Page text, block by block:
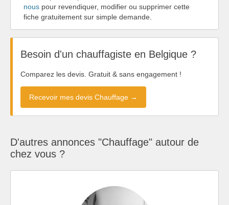
nous pour revendiquer, modifier ou supprimer cette
fiche gratuitement sur simple demande.
Besoin d'un chauffagiste en Belgique ?
Comparez les devis. Gratuit & sans engagement !
Recevoir mes devis Chauffage →
D'autres annonces "Chauffage" autour de
chez vous ?